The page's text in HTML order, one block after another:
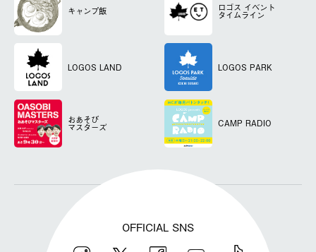
キャンプ飯 ロゴス イベント
タイムライン
LOGOS LAND LOGOS PARK
おあそび
マスターズ CAMP RADIO
OFFICIAL SNS